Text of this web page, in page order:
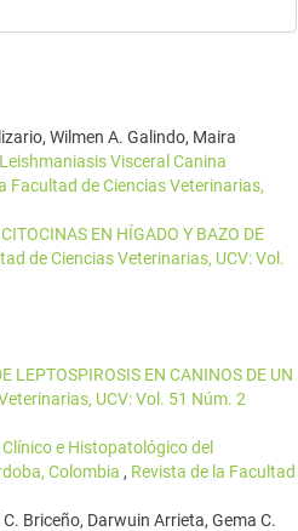
Wilmen A. Galindo, Maira
Visceral Canina
Facultad de Ciencias Veterinarias,
EN HÍGADO Y BAZO DE
de Ciencias Veterinarias, UCV: Vol.
LEPTOSPIROSIS EN CANINOS DE UN
UCV: Vol. 51 Núm. 2
e Histopatológico del
Colombia , Revista de la Facultad
Briceño, Darwuin Arrieta, Gema C.